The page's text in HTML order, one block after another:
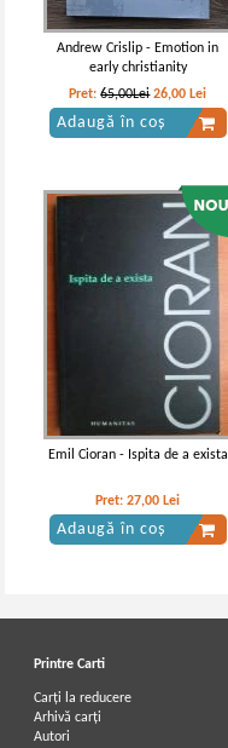
Andrew Crislip - Emotion in
early christianity
Pret:65,00Lei 26,00 Lei
Adaugă în coș
Emil Cioran - Ispita de a exista
Pret:27,00 Lei
Adaugă în coș
Printre Carti
Carți la reducere
Arhivă carți
Autori